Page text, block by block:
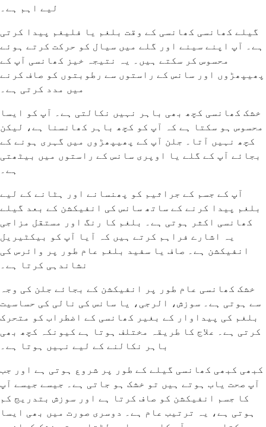
لیے اہم ہے۔
گیلے کھانسی کھانسی کے وقت بلغم یا فلیغم پیدا کرتی
ہے۔ آپ اپنے سینے اور گلے میں سیال کو حرکت کرتے ہوئے
محسوس کر سکتے ہیں۔ یہ نتیجہ خیز کھانسی آپ کے
پھیپھڑوں اور سانس کے راستوں سے رطوبتوں کو صاف کرنے
میں مدد کرتی ہے۔
خشک کھانسی کچھ بھی باہر نہیں نکالتی ہے۔ آپ کو ایسا
محسوس ہو سکتا ہے کہ آپ کو کچھ باہر کھانسنا ہے، لیکن
کچھ نہیں آتا۔ جلن آپ کے پھیپھڑوں میں گہری ہونے کے
بجائے آپ کے گلے یا اوپری سانس کے راستوں میں بیٹھتی
ہے۔
آپ کے جسم کے جراثیم کو پھنسانے اور ہٹانے کے لیے
بلغم پیدا کرنے کے ساتھ سانس کی انفیکشن کے بعد گیلے
کھانسی اکثر ہوتی ہے۔ بلغم کا رنگ اور مستقل مزاجی
یہ اشارے فراہم کرتے ہیں کہ آیا آپ کو بیکٹیریل
انفیکشن ہے۔ صاف یا سفید بلغم عام طور پر وائرس کی
نشاندہی کرتا ہے۔
خشک کھانسی عام طور پر انفیکشن کے بجائے جلن کی وجہ
سے ہوتی ہے۔ سوزش، الرجی، یا سانس کی نالی کی حساسیت
بلغم کی پیداوار کے بغیر کھانسی کے اضطراب کو متحرک
کرتی ہے۔ علاج کا طریقہ مختلف ہوتا ہے کیونکہ کچھ بھی
باہر نکالنے کے لیے نہیں ہوتا ہے۔
کبھی کبھی کھانسی گیلے کے طور پر شروع ہوتی ہے اور جب
آپ صحت یاب ہوتے ہیں تو خشک ہو جاتی ہے۔ جیسے جیسے آپ
کا جسم انفیکشن کو صاف کرتا ہے اور سوزش بتدریج کم
ہوتی ہے، یہ ترتیب عام ہے۔ دوسری صورت میں بھی ایسا